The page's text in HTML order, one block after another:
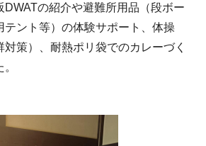
DWATの紹介や避難所用品（段ボー
テント等）の体験サポート、体操
対策）、耐熱ポリ袋でのカレーづく